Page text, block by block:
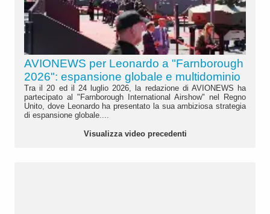
AVIONEWS per Leonardo a "Farnborough
2026": espansione globale e multidominio
Tra il 20 ed il 24 luglio 2026, la redazione di AVIONEWS ha
partecipato al "Farnborough International Airshow" nel Regno
Unito, dove Leonardo ha presentato la sua ambiziosa strategia
di espansione globale....
Visualizza video precedenti